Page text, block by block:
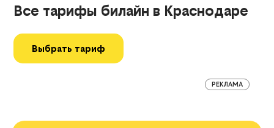
Все тарифы билайн в Краснодаре
Выбрать тариф
РЕКЛАМА